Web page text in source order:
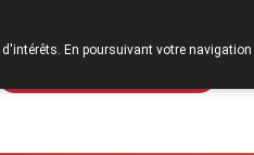
En poursuivant votre